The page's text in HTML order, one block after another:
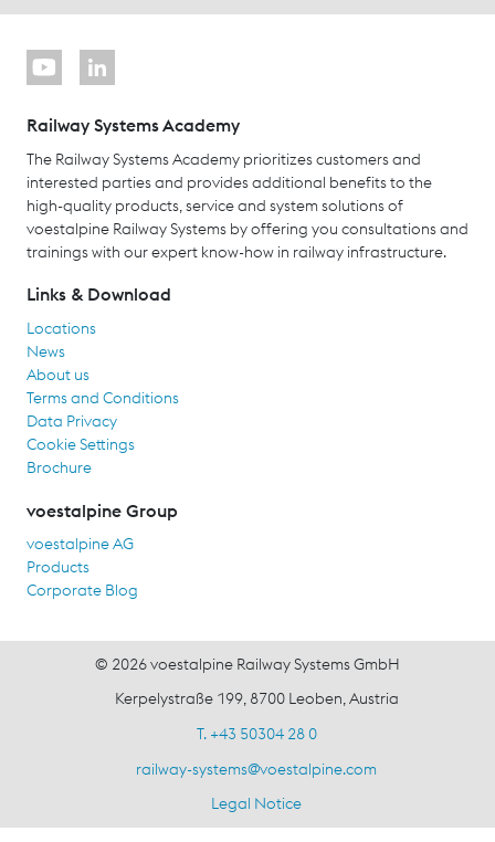
Railway Systems Academy
The Railway Systems Academy prioritizes customers and
interested parties and provides additional benefits to the
high-quality products, service and system solutions of
voestalpine Railway Systems by offering you consultations and
trainings with our expert know-how in railway infrastructure.
Links & Download
Locations
News
About us
Terms and Conditions
Data Privacy
Cookie Settings
Brochure
voestalpine Group
voestalpine AG
Products
Corporate Blog
© 2026 voestalpine Railway Systems GmbH
Kerpelystraße 199, 8700 Leoben, Austria
T. +43 50304 28 0
railway-systems@voestalpine.com
Legal Notice